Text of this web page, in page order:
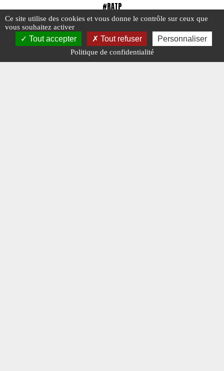
#RATP
Ce site utilise des cookies et vous donne le contrôle sur ceux que
vous souhaitez activer
Tout accepter Tout refuser Personnaliser
Politique de confidentialité